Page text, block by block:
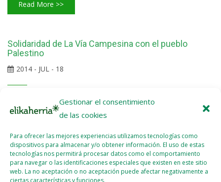
Gestionar el consentimiento
de las cookies
Para ofrecer las mejores experiencias utilizamos tecnologías como
dispositivos para almacenar y/o obtener información. El uso de estas
tecnologías nos permitirá procesar datos como el comportamiento
para navegar o las identificaciones especiales que existen en este sitio
web. La no aceptación o no aceptación puede afectar negativamente a
ciertas características y funciones.
Read More >>
Solidaridad de La Vía Campesina con el pueblo
Palestino
2014 - JUL - 18
La Vía Campesina Internacional, representante de alrededor de
200 millones de agricultores de 73 países diferentes de todo el
los Palestinos que violan las leyes internacionales y
humanitarias. Desde el 7 de julio de 2014, 214 Palestinos han
sido asesinados, incluidos al menos 164 civiles entre los que hay
44 niños y 29 mujeres. 1.585 Palestinos han sido...